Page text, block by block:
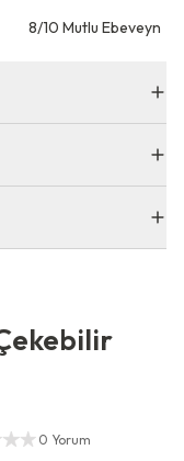
8/10 Mutlu Ebeveyn
0 Yorum